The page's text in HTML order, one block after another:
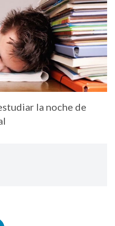
la noche de